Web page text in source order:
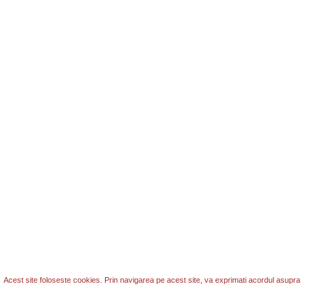
Acest site foloseste cookies. Prin navigarea pe acest site, va exprimati acordul asupra